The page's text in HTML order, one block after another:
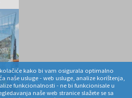
kako bi vam osigurala optimalno
naše usluge - web usluge, analize korištenja,
funkcionalnosti - ne bi funkcionisale u
naše web stranice slažete se sa